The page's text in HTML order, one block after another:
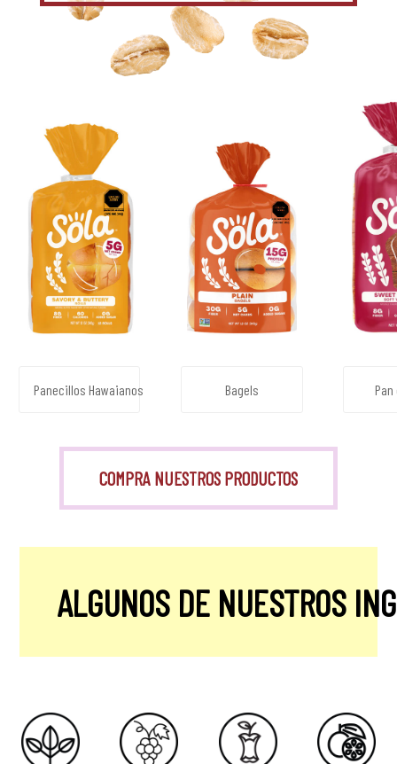
Panecillos Hawaianos Bagels Pan
COMPRA NUESTROS PRODUCTOS
ALGUNOS DE NUESTROS